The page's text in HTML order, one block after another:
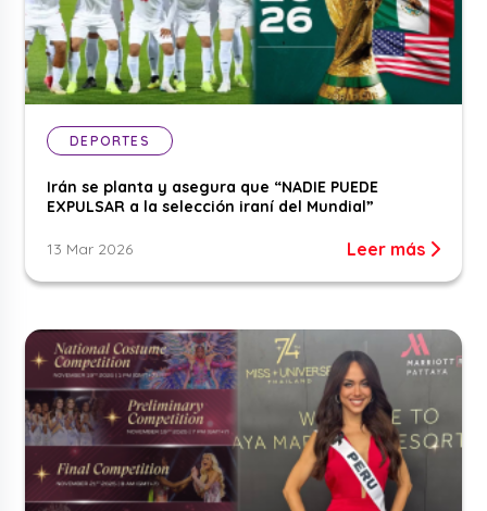
DEPORTES
Irán se planta y asegura que “NADIE PUEDE
EXPULSAR a la selección iraní del Mundial”
13 Mar 2026 Leer más